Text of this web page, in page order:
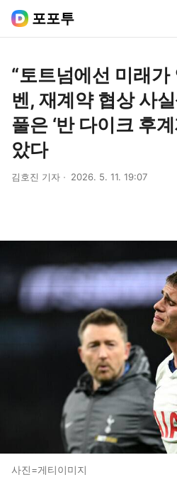
포포투
“토트넘에선 미래가
벤, 재계약 협상 사
풀은 ‘반 다이크 후
았다
김호진 기자 2026. 5. 11. 19:07
사진=게티이미지